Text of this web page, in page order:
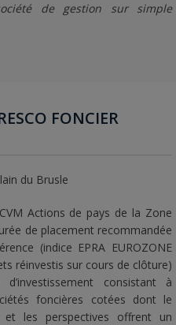
de gestion sur simple
FONCIER
du Brusle
Actions de pays de la Zone
de placement recommandée
(indice EPRA EUROZONE
réinvestis sur cours de clôture)
consistant à
foncières cotées dont le
les perspectives offrent un